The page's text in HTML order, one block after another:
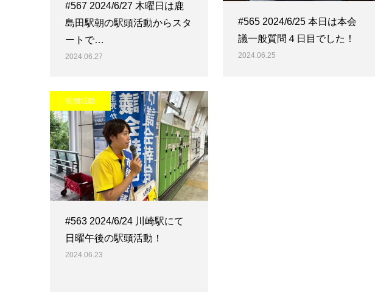
#567 2024/6/27 木曜日は鹿
島田駅朝の駅頭活動からスタ
ートで…
2024.06.27
#565 2024/6/25 本日は本会
議一般質問４日目でした！
2024.06.25
街頭活動
#563 2024/6/24 川崎駅にて
日曜午後の駅頭活動！
2024.06.23